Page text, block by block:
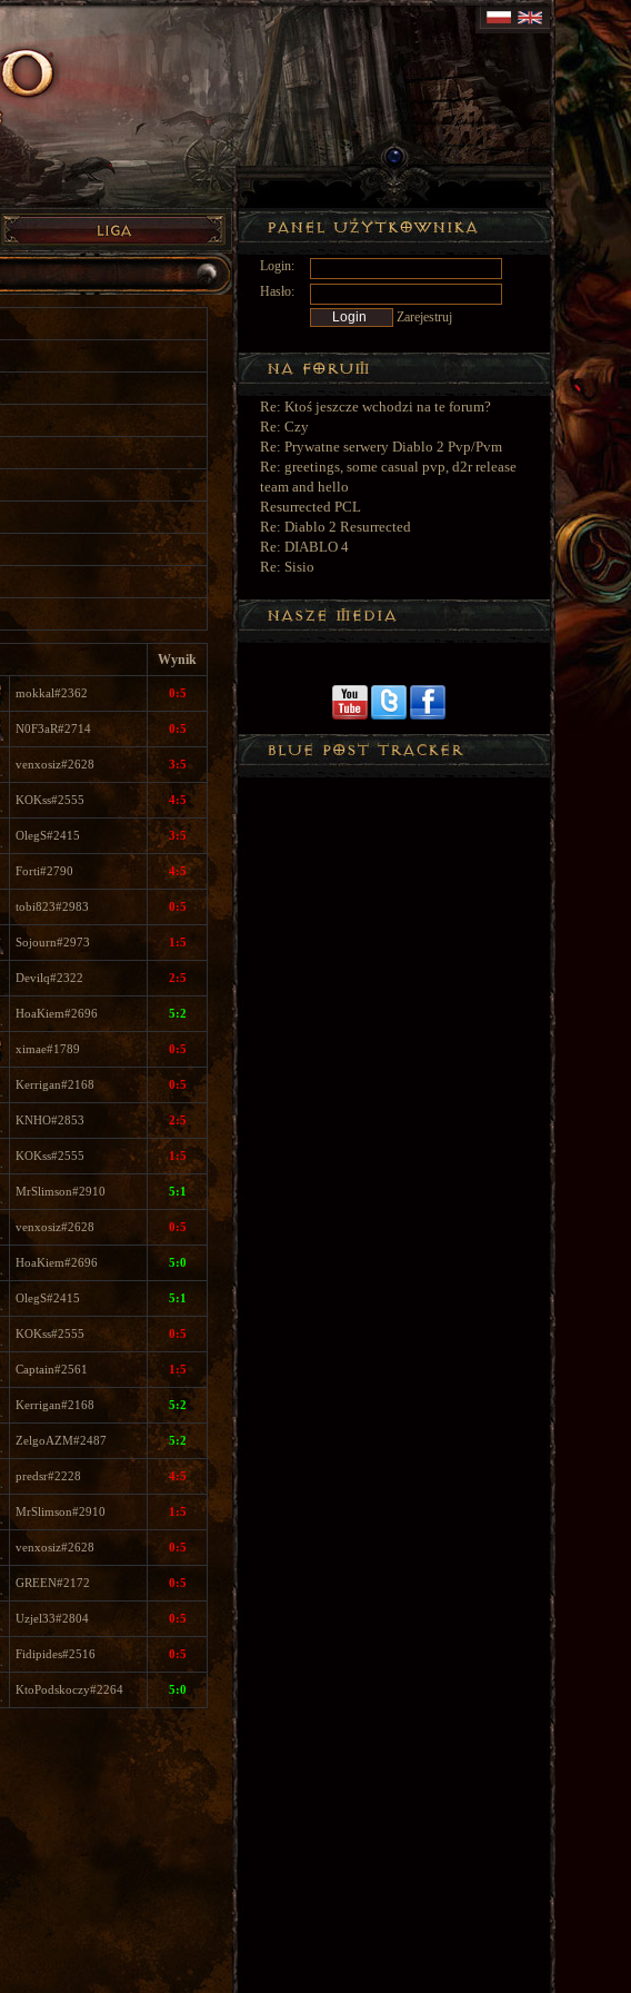
Wynik
mokkal#2362 0:5
N0F3aR#2714 0:5
venxosiz#2628 3:5
KOKss#2555 4:5
OlegS#2415 3:5
Forti#2790 4:5
tobi823#2983 0:5
Sojourn#2973 1:5
Devilq#2322 2:5
HoaKiem#2696 5:2
ximae#1789 0:5
Kerrigan#2168 0:5
KNHO#2853 2:5
KOKss#2555 1:5
MrSlimson#2910 5:1
venxosiz#2628 0:5
HoaKiem#2696 5:0
OlegS#2415 5:1
KOKss#2555 0:5
Captain#2561 1:5
Kerrigan#2168 5:2
ZelgoAZM#2487 5:2
predsr#2228 4:5
MrSlimson#2910 1:5
venxosiz#2628 0:5
GREEN#2172 0:5
Uzjel33#2804 0:5
Fidipides#2516 0:5
KtoPodskoczy#2264 5:0
Login:
Hasło:
Zarejestruj
Re: Ktoś jeszcze wchodzi na te forum?
Re: Czy
Re: Prywatne serwery Diablo 2 Pvp/Pvm
Re: greetings, some casual pvp, d2r release
team and hello
Resurrected PCL
Re: Diablo 2 Resurrected
Re: DIABLO 4
Re: Sisio